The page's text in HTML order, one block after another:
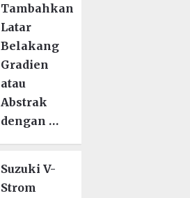
Tambahkan
Latar
Belakang
Gradien
atau
Abstrak
dengan …
Suzuki V-
Strom